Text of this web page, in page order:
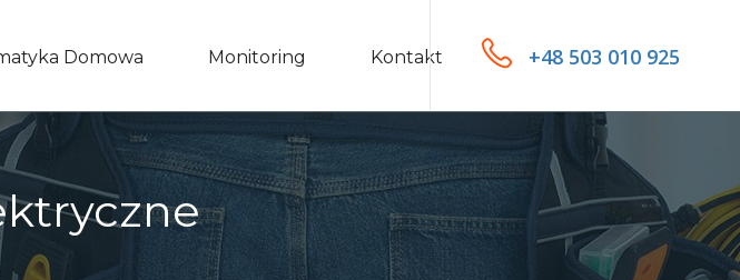
Domowa Monitoring Kontakt +48 503 010 925